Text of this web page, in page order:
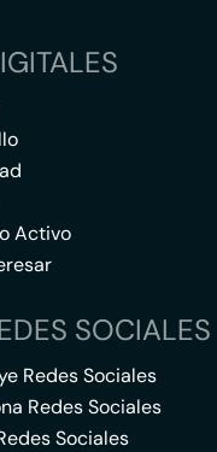
Activo
SOCIALES
Redes Sociales
Redes Sociales
Sociales